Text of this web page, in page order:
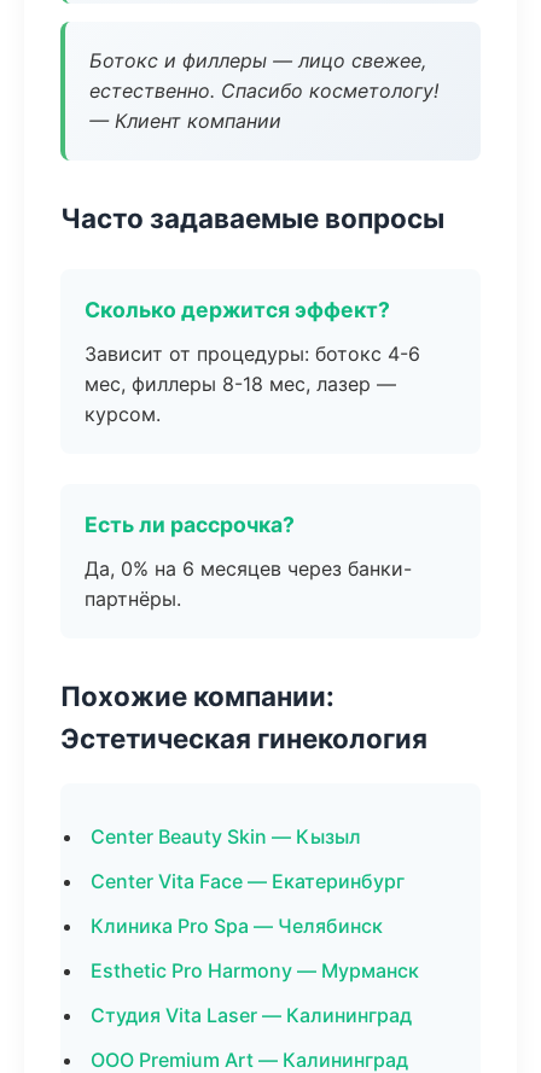
Ботокс и филлеры — лицо свежее,
естественно. Спасибо косметологу!
— Клиент компании
Часто задаваемые вопросы
Сколько держится эффект?
Зависит от процедуры: ботокс 4-6
мес, филлеры 8-18 мес, лазер —
курсом.
Есть ли рассрочка?
Да, 0% на 6 месяцев через банки-
партнёры.
Похожие компании:
Эстетическая гинекология
Center Beauty Skin — Кызыл
Center Vita Face — Екатеринбург
Клиника Pro Spa — Челябинск
Esthetic Pro Harmony — Мурманск
Студия Vita Laser — Калининград
ООО Premium Art — Калининград